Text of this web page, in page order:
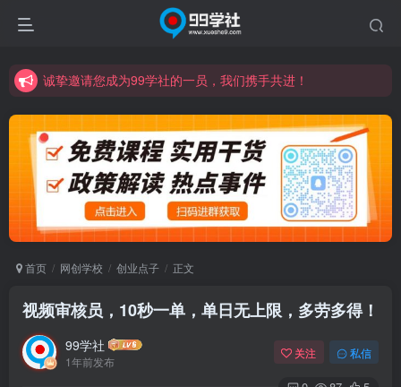
诚挚邀请您成为99学社的一员，我们携手共进！
诚挚邀请您成为99学社的一员，我们携手共进！
学习路上不孤独，99学社与你同行！分享全网优质VIP资源，炒股教程、创业教程、网络营销教程、自媒体短视频教程等，长期更新各大精品创业项目！
首页 网创学校 创业点子 正文
视频审核员，10秒一单，单日无上限，多劳多得！
99学社
1年前发布
关注 私信